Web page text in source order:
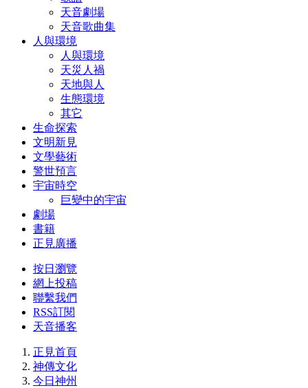
天音劇場
天音歌曲集
人與環境
人與環境
天災人禍
天地與人
生態環境
其它
生命探索
文明新見
文學藝術
警世預言
宇宙時空
巨變中的宇宙
劇場
書籍
正見廣播
按日瀏覽
網上投稿
聯繫我們
RSS訂閱
天音播客
正見首頁
神傳文化
今日神州